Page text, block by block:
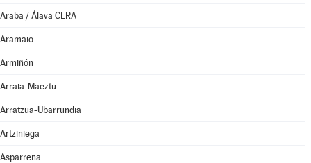
Araba / Álava CERA
Aramaio
Armiñón
Arraia-Maeztu
Arratzua-Ubarrundia
Artziniega
Asparrena